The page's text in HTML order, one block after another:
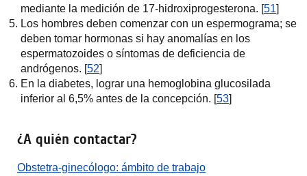
mediante la medición de 17-hidroxiprogesterona. [51]
Los hombres deben comenzar con un espermograma; se
deben tomar hormonas si hay anomalías en los
espermatozoides o síntomas de deficiencia de
andrógenos. [52]
En la diabetes, lograr una hemoglobina glucosilada
inferior al 6,5% antes de la concepción. [53]
¿A quién contactar?
Obstetra-ginecólogo: ámbito de trabajo